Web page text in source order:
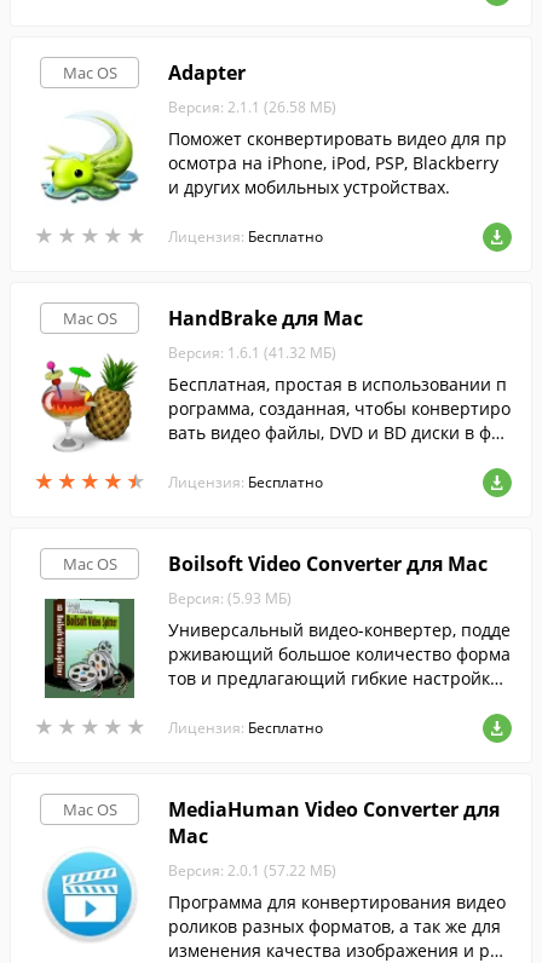
Mac OS
★ ★ ★ ★ ★
★ ★ ★ ★ ★
Adapter
Версия: 2.1.1 (26.58 МБ)
Поможет сконвертировать видео для пр
осмотра на iPhone, iPod, PSP, Blackberry
и других мобильных устройствах.
Лицензия: Бесплатно
Mac OS
★ ★ ★ ★ ★
★ ★ ★ ★ ★
HandBrake для Mac
Версия: 1.6.1 (41.32 МБ)
Бесплатная, простая в использовании п
рограмма, созданная, чтобы конвертиро
вать видео файлы, DVD и BD диски в фор
Лицензия: Бесплатно
Mac OS
★ ★ ★ ★ ★
★ ★ ★ ★ ★
Boilsoft Video Converter для Mac
Версия: (5.93 МБ)
Универсальный видео-конвертер, подде
рживающий большое количество форма
тов и предлагающий гибкие настройки
Лицензия: Бесплатно
Mac OS
MediaHuman Video Converter для
Mac
Версия: 2.0.1 (57.22 МБ)
Программа для конвертирования видео
роликов разных форматов, а так же для
изменения качества изображения и раз